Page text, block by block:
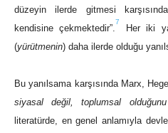
düzeyin ilerde gitmesi
kendisine çekmektedir”.
7
Her iki
(yürütmenin) daha ilerde olduğu
Bu yanılsama karşısında Marx,
siyasal değil, toplumsal
literatürde, en genel anlamıyla